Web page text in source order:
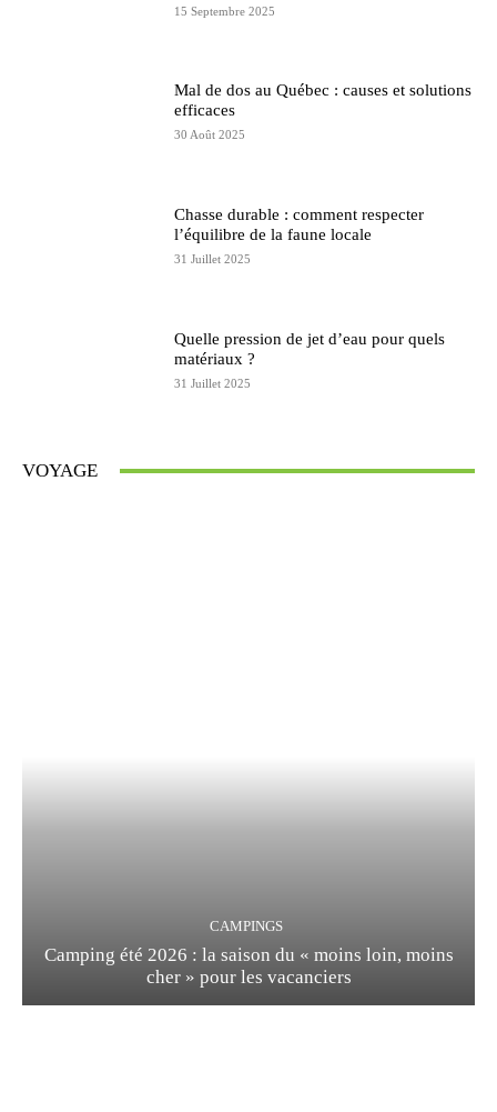
15 Septembre 2025
Mal de dos au Québec : causes et solutions
efficaces
30 Août 2025
Chasse durable : comment respecter
l’équilibre de la faune locale
31 Juillet 2025
Quelle pression de jet d’eau pour quels
matériaux ?
31 Juillet 2025
VOYAGE
CAMPINGS
Camping été 2026 : la saison du « moins loin, moins
cher » pour les vacanciers